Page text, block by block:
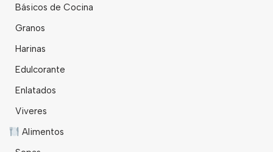
Básicos de Cocina
Granos
Harinas
Edulcorante
Enlatados
Viveres
Alimentos